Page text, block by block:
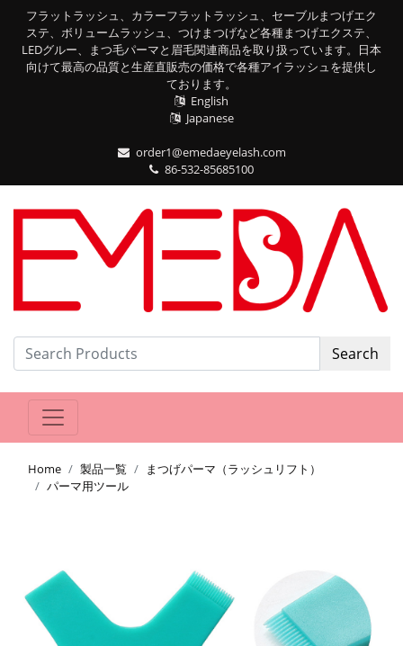
フラットラッシュ、カラーフラットラッシュ、セーブルまつげエク
ステ、ボリュームラッシュ、つけまつげなど各種まつげエクステ、
LEDグルー、まつ毛パーマと眉毛関連商品を取り扱っています。日本
向けて最高の品質と生産直販売の価格で各種アイラッシュを提供し
ております。
English
Japanese
order1@emedaeyelash.com
86-532-85685100
Search
Home 製品一覧
まつげパーマ（ラッシュリフト）
パーマ用ツール